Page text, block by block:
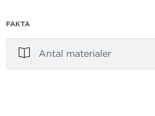
FAKTA
Antal materialer